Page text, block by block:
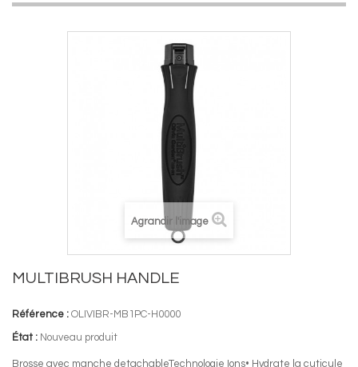
Agrandir l'image
MULTIBRUSH HANDLE
Référence : OLIVIBR-MB1PC-H0000
État : Nouveau produit
Brosse avec manche detachableTechnologie Ions• Hydrate la cuticule